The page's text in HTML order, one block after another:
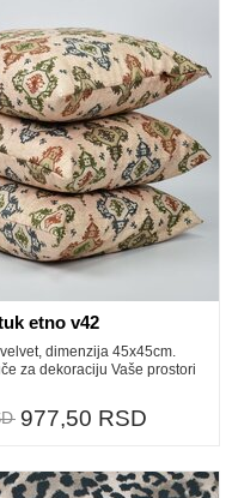
etno v42
dimenzija 45x45cm.
za dekoraciju Vaše prostori
977,50 RSD